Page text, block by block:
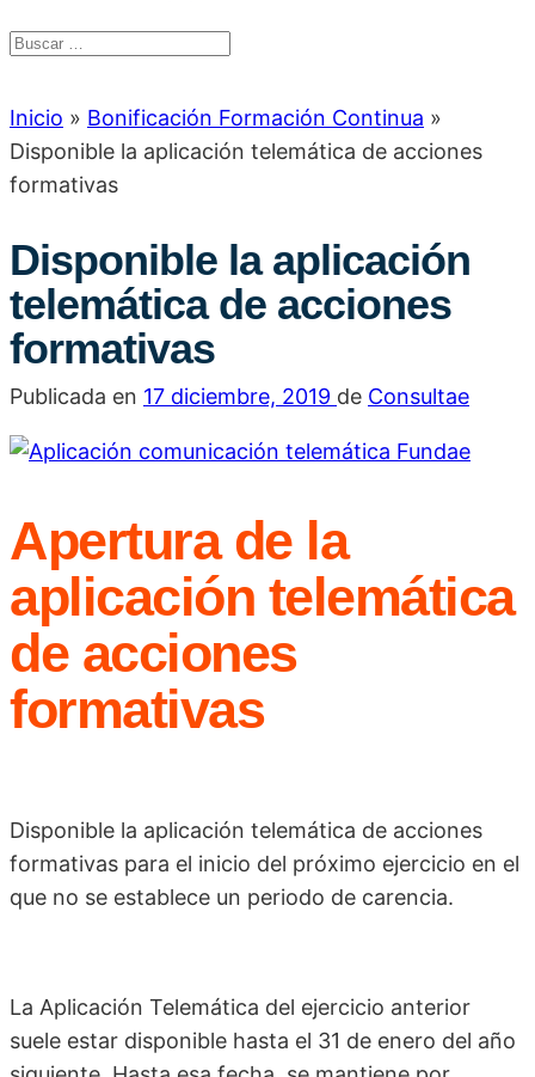
Inicio » Bonificación Formación Continua »
Disponible la aplicación telemática de acciones
formativas
Disponible la aplicación
telemática de acciones
formativas
Publicada en 17 diciembre, 2019 de Consultae
Apertura de la
aplicación telemática
de acciones
formativas
Disponible la aplicación telemática de acciones
formativas para el inicio del próximo ejercicio en el
que no se establece un periodo de carencia.
La Aplicación Telemática del ejercicio anterior
suele estar disponible hasta el 31 de enero del año